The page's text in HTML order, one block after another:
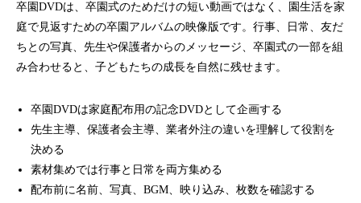
卒園DVDは、卒園式のためだけの短い動画ではなく、園生活を家
庭で見返すための卒園アルバムの映像版です。行事、日常、友だ
ちとの写真、先生や保護者からのメッセージ、卒園式の一部を組
み合わせると、子どもたちの成長を自然に残せます。
卒園DVDは家庭配布用の記念DVDとして企画する
先生主導、保護者会主導、業者外注の違いを理解して役割を
決める
素材集めでは行事と日常を両方集める
配布前に名前、写真、BGM、映り込み、枚数を確認する